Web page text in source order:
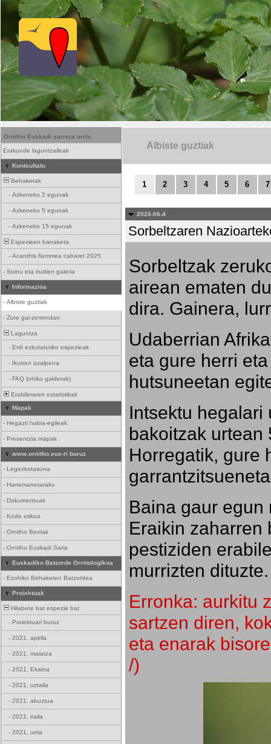
Ornitho Euskadi sarrera orria.
Erakunde laguntzaileak
Kontsultatu
Behaketak
- Azkeneko 2 egunak
- Azkeneko 5 egunak
- Azkeneko 15 egunak
Espezieen banaketa
- Acanthis flammea cabaret 2025
- Soinu eta irudien galeria
Informazioa
- Albiste guztiak
- Zure gai-zerrendan
Laguntza
- Erdi ezkutaturiko espezieak
- Ikurren azalpena
- FAQ (ohiko galderak)
Erabileraren estatistikak
Mapak
- Hegazti habia-egileak
- Presentzia mapak
www.ornitho.eus-ri buruz
- Legezkotasuna
- Harremanetarako
- Dokumentuak
- Kode etikoa
- Ornitho Berriak
- Ornitho Euskadi Saria
Euskadiko Batzorde Ornitologikoa
- Ezohiko Behaketen Batzordea
Proiektuak
Hilabete bat espezie bat
- Proiektuari buruz
- 2021, apirila
- 2021, maiatza
- 2021, Ekaina
- 2021, uztaila
- 2021, abuztua
- 2021, iraila
- 2021, urria
Albiste guztiak
1 2 3 4 5 6 7
2026-06-4
Sorbeltzaren
Sorbeltzak
airean ematen
dira. Gainera,
Udaberrian
eta gure herri
hutsuneetan
Intsektu hegalari
bakoitzak urtean
Horregatik, gure
Baina gaur egun
Eraikin zaharren
pestiziden
murrizten dituzte.
Erronka: aurkitu
sartzen diren,
eta enarak
/)